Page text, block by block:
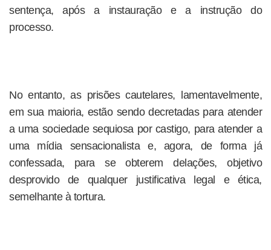
sentença, após a instauração e a instrução do
processo.
No entanto, as prisões cautelares, lamentavelmente,
em sua maioria, estão sendo decretadas para atender
a uma sociedade sequiosa por castigo, para atender a
uma mídia sensacionalista e, agora, de forma já
confessada, para se obterem delações, objetivo
desprovido de qualquer justificativa legal e ética,
semelhante à tortura.